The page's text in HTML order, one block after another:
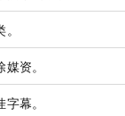
资。
幕。